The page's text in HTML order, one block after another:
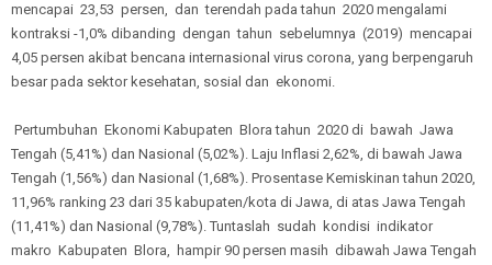
mencapai 23,53 persen, dan terendah pada tahun 2020 mengalami
kontraksi -1,0% dibanding dengan tahun sebelumnya (2019) mencapai
4,05 persen akibat bencana internasional virus corona, yang berpengaruh
besar pada sektor kesehatan, sosial dan ekonomi.
Pertumbuhan Ekonomi Kabupaten Blora tahun 2020 di bawah Jawa
Tengah (5,41%) dan Nasional (5,02%). Laju Inflasi 2,62%, di bawah Jawa
Tengah (1,56%) dan Nasional (1,68%). Prosentase Kemiskinan tahun 2020,
11,96% ranking 23 dari 35 kabupaten/kota di Jawa, di atas Jawa Tengah
(11,41%) dan Nasional (9,78%). Tuntaslah sudah kondisi indikator
makro Kabupaten Blora, hampir 90 persen masih dibawah Jawa Tengah